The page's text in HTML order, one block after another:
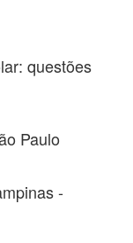
questões
Paulo
-